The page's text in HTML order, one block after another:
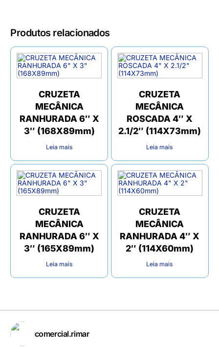
Produtos relacionados
CRUZETA
MECÂNICA
RANHURADA 6″ X
3″ (168X89mm)
Leia mais
CRUZETA
MECÂNICA
ROSCADA 4″ X
2.1/2″ (114X73mm)
Leia mais
CRUZETA
MECÂNICA
RANHURADA 6″ X
3″ (165X89mm)
Leia mais
CRUZETA
MECÂNICA
RANHURADA 4″ X
2″ (114X60mm)
Leia mais
comercial.rimar